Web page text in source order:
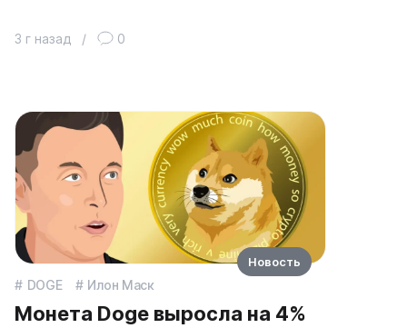
3 г назад / 0
DOGE Илон Маск
Монета Doge выросла на 4%
Новость